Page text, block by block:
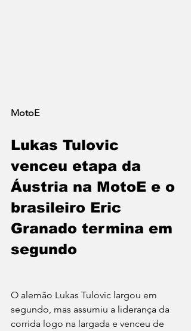
MotoE
Lukas Tulovic
venceu etapa da
Áustria na MotoE e o
brasileiro Eric
Granado termina em
segundo
O alemão Lukas Tulovic largou em
segundo, mas assumiu a liderança da
corrida logo na largada e venceu de